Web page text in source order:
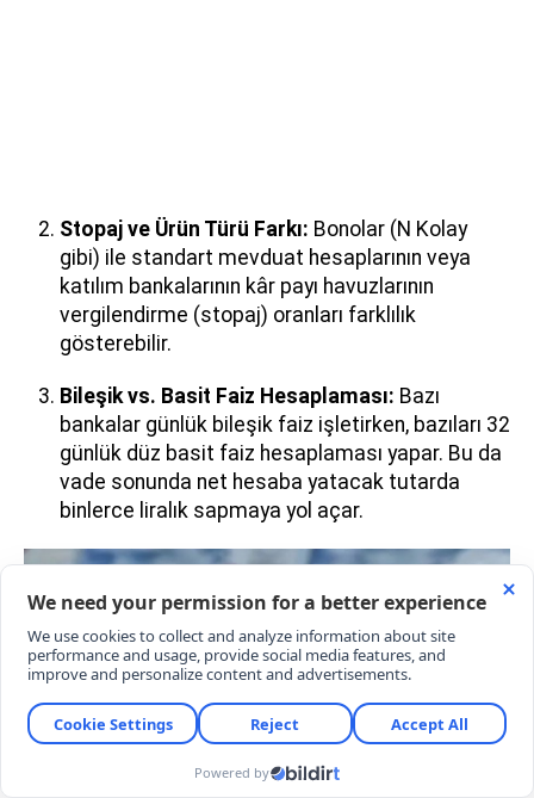
Stopaj ve Ürün Türü Farkı: Bonolar (N Kolay
gibi) ile standart mevduat hesaplarının veya
katılım bankalarının kâr payı havuzlarının
vergilendirme (stopaj) oranları farklılık
gösterebilir.
Bileşik vs. Basit Faiz Hesaplaması: Bazı
bankalar günlük bileşik faiz işletirken, bazıları 32
günlük düz basit faiz hesaplaması yapar. Bu da
vade sonunda net hesaba yatacak tutarda
binlerce liralık sapmaya yol açar.